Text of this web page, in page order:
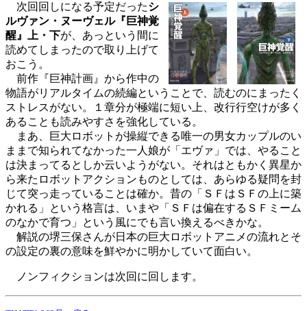
次回回しになる予定だったシ
ルヴァン・ヌーヴェル『巨神覚
醒』上・下が、あっという間に
読めてしまったので取り上げて
おこう。
前作『巨神計画』から作中の
物語がリアルタイムの続編ということで、読むのにまったく
ストレスがない。１章分が極端に短い上、改行行空けが多く
あることも読みやすさを強化している。
まあ、巨大ロボットが操縦できる唯一の男女カップルのい
ままで知られてなかった一人娘が「エヴァ」では、やること
は決まってるとしか云いようがない。それはともかく異星か
ら来たロボットアクションものとしては、あらゆる疑問を封
じて突っ走っていることは確か。昔の「ＳＦはＳＦの上に築
かれる」という格言は、いまや「ＳＦは偏在するＳＦミーム
のなかで育つ」という風にでも言い換えるべきかな。
解説の堺三保さんが日本の巨大ロボットアニメの流れとそ
の設定の裏の意味を鮮やかに明かしていて面白い。
ノンフィクションは次回に回します。